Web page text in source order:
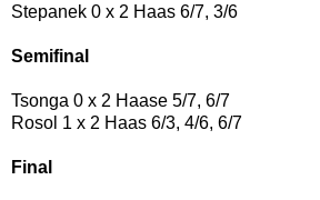
Stepanek 0 x 2 Haas 6/7, 3/6
Semifinal
Tsonga 0 x 2 Haase 5/7, 6/7
Rosol 1 x 2 Haas 6/3, 4/6, 6/7
Final